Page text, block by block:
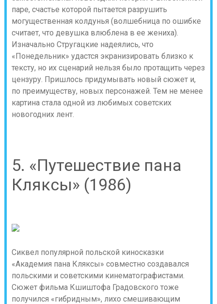
паре, счастье которой пытается разрушить
могущественная колдунья (волшебница по ошибке
считает, что девушка влюблена в ее жениха).
Изначально Стругацкие надеялись, что
«Понедельник» удастся экранизировать близко к
тексту, но их сценарий нельзя было протащить через
цензуру. Пришлось придумывать новый сюжет и,
по преимуществу, новых персонажей. Тем не менее
картина стала одной из любимых советских
новогодних лент.
5. «Путешествие пана
Кляксы» (1986)
Сиквел популярной польской киносказки
«Академия пана Кляксы» совместно создавался
польскими и советскими кинематографистами.
Сюжет фильма Кшиштофа Градовского тоже
получился «гибридным», лихо смешивающим